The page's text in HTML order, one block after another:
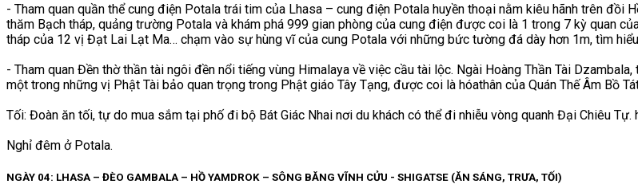
- Tham quan quần thể cung điện Potala trái tim của Lhasa – cung điện Potala huyền thoại nằm kiêu hãnh trên đồi
thăm Bạch tháp, quảng trường Potala và khám phá 999 gian phòng của cung điện được coi là 1 trong 7 kỳ quan
tháp của 12 vị Đạt Lai Lạt Ma… chạm vào sự hùng vĩ của cung Potala với những bức tường đá dày hơn 1m, tìm
- Tham quan Đền thờ thần tài ngôi đền nổi tiếng vùng Himalaya về việc cầu tài lộc. Ngài Hoàng Thần Tài
một trong những vị Phật Tài bảo quan trọng trong Phật giáo Tây Tạng, được coi là hóathân của Quán Thế Âm Bồ
Tối: Đoàn ăn tối, tự do mua sắm tại phố đi bộ Bát Giác Nhai nơi du khách có thể đi nhiễu vòng quanh Đại Chiêu
Nghỉ đêm ở Potala.
NGÀY 04: LHASA – ĐÈO GAMBALA – HỒ YAMDROK – SÔNG BĂNG VĨNH CỬU - SHIGATSE (ĂN SÁNG, TRƯA, TỐI)